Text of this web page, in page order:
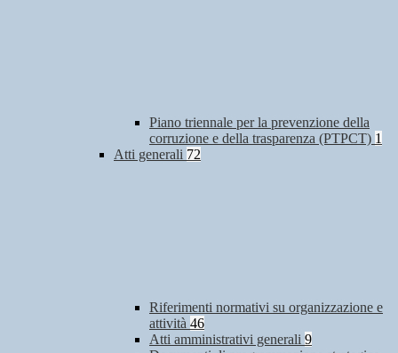
Piano triennale per la prevenzione della
corruzione e della trasparenza (PTPCT) 1
Atti generali 72
Riferimenti normativi su organizzazione e
attività 46
Atti amministrativi generali 9